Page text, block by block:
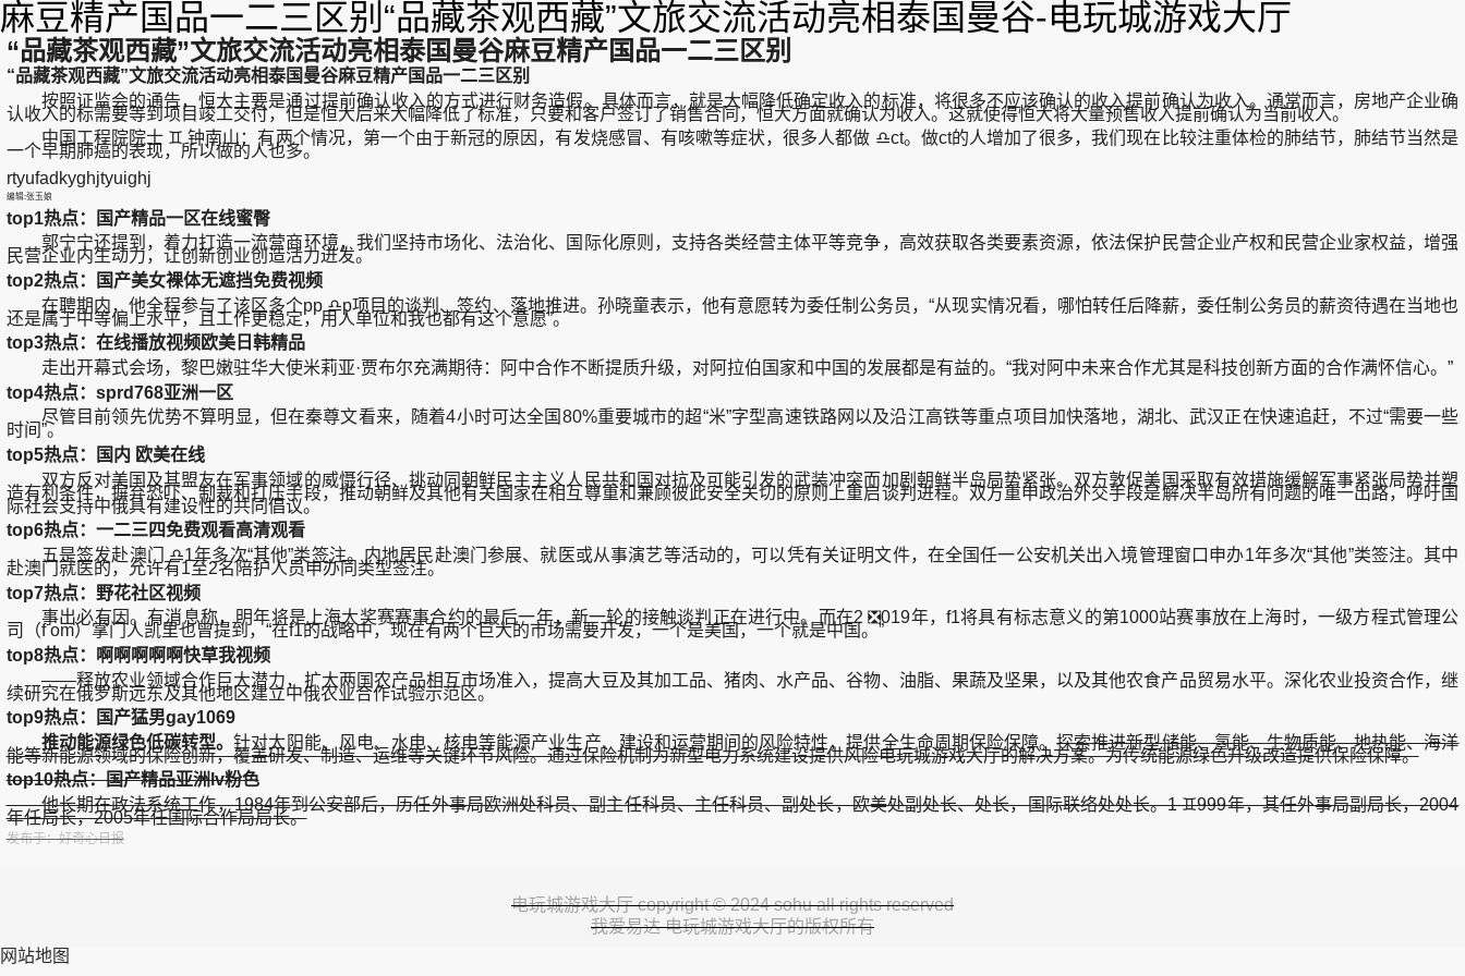
麻豆精产国品一二三区别“品藏茶观西藏”文旅交流活动亮相泰国曼谷-电玩城游戏大厅
“品藏茶观西藏”文旅交流活动亮相泰国曼谷麻豆精产国品一二三区别
“品藏茶观西藏”文旅交流活动亮相泰国曼谷麻豆精产国品一二三区别
按照证监会的通告，恒大主要是通过提前确认收入的方式进行财务造假。具体而言，就是大幅降低确定收入的标准，将很多不应该确认的收入提前确认为收入。通常而言，房地产企业确
认收入的标需要等到项目竣工交付，但是恒大后来大幅降低了标准，只要和客户签订了销售合同，恒大方面就确认为收入。这就使得恒大将大量预售收入提前确认为当前收入。
中国工程院院士 ♊ 钟南山：有两个情况，第一个由于新冠的原因，有发烧感冒、有咳嗽等症状，很多人都做 ♎ct。做ct的人增加了很多，我们现在比较注重体检的肺结节，肺结节当然是
一个早期肺癌的表现，所以做的人也多。
rtyufadkyghjtyuighj
编辑:张玉娘
top1热点：国产精品一区在线蜜臀
郭宁宁还提到，着力打造一流营商环境，我们坚持市场化、法治化、国际化原则，支持各类经营主体平等竞争，高效获取各类要素资源，依法保护民营企业产权和民营企业家权益，增强
民营企业内生动力，让创新创业创造活力迸发。
top2热点：国产美女裸体无遮挡免费视频
在聘期内，他全程参与了该区多个pp ♎p项目的谈判、签约、落地推进。孙晓童表示，他有意愿转为委任制公务员，“从现实情况看，哪怕转任后降薪，委任制公务员的薪资待遇在当地也
还是属于中等偏上水平，且工作更稳定，用人单位和我也都有这个意愿”。
top3热点：在线播放视频欧美日韩精品
走出开幕式会场，黎巴嫩驻华大使米莉亚·贾布尔充满期待：阿中合作不断提质升级，对阿拉伯国家和中国的发展都是有益的。“我对阿中未来合作尤其是科技创新方面的合作满怀信心。”
top4热点：sprd768亚洲一区
尽管目前领先优势不算明显，但在秦尊文看来，随着4小时可达全国80%重要城市的超“米”字型高速铁路网以及沿江高铁等重点项目加快落地，湖北、武汉正在快速追赶，不过“需要一些
时间”。
top5热点：国内 欧美在线
双方反对美国及其盟友在军事领域的威慑行径、挑动同朝鲜民主主义人民共和国对抗及可能引发的武装冲突而加剧朝鲜半岛局势紧张。双方敦促美国采取有效措施缓解军事紧张局势并塑
造有利条件，摒弃恐吓、制裁和打压手段，推动朝鲜及其他有关国家在相互尊重和兼顾彼此安全关切的原则上重启谈判进程。双方重申政治外交手段是解决半岛所有问题的唯一出路，呼吁国
际社会支持中俄具有建设性的共同倡议。
top6热点：一二三四免费观看高清观看
五是签发赴澳门 ♎1年多次“其他”类签注。内地居民赴澳门参展、就医或从事演艺等活动的，可以凭有关证明文件，在全国任一公安机关出入境管理窗口申办1年多次“其他”类签注。其中
赴澳门就医的，允许有1至2名陪护人员申办同类型签注。
top7热点：野花社区视频
事出必有因。有消息称，明年将是上海大奖赛赛事合约的最后一年，新一轮的接触谈判正在进行中。而在2 ❎019年，f1将具有标志意义的第1000站赛事放在上海时，一级方程式管理公
司（f om）掌门人凯里也曾提到，“在f1的战略中，现在有两个巨大的市场需要开发，一个是美国，一个就是中国。”
top8热点：啊啊啊啊啊快草我视频
——释放农业领域合作巨大潜力，扩大两国农产品相互市场准入，提高大豆及其加工品、猪肉、水产品、谷物、油脂、果蔬及坚果，以及其他农食产品贸易水平。深化农业投资合作，继
续研究在俄罗斯远东及其他地区建立中俄农业合作试验示范区。
top9热点：国产猛男gay1069
推动能源绿色低碳转型。针对太阳能、风电、水电、核电等能源产业生产、建设和运营期间的风险特性，提供全生命周期保险保障。探索推进新型储能、氢能、生物质能、地热能、海洋
能等新能源领域的保险创新，覆盖研发、制造、运维等关键环节风险。通过保险机制为新型电力系统建设提供风险电玩城游戏大厅的解决方案。为传统能源绿色升级改造提供保险保障。
top10热点：国产精品亚洲lv粉色
他长期在政法系统工作，1984年到公安部后，历任外事局欧洲处科员、副主任科员、主任科员、副处长，欧美处副处长、处长，国际联络处处长。1 ♊999年，其任外事局副局长，2004
年任局长，2005年任国际合作局局长。
发布于：好奇心日报
电玩城游戏大厅 copyright © 2024 sohu all rights reserved
我爱易达 电玩城游戏大厅的版权所有
网站地图